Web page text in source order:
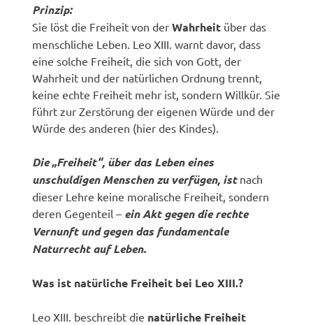
Prinzip:
Sie löst die Freiheit von derWahrheit über das
menschliche Leben. Leo XIII. warnt davor, dass
eine solche Freiheit, die sich von Gott, der
Wahrheit und der natürlichen Ordnung trennt,
keine echte Freiheit mehr ist, sondern Willkür. Sie
führt zur Zerstörung der eigenen Würde und der
Würde des anderen (hier des Kindes).
Die „Freiheit“, über das Leben eines
unschuldigen Menschen zu verfügen, ist nach
dieser Lehre keine moralische Freiheit, sondern
deren Gegenteil – ein Akt gegen die rechte
Vernunft und gegen das fundamentale
Naturrecht auf Leben.
Was ist natürliche Freiheit bei Leo XIII.?
Leo XIII. beschreibt die natürliche Freiheit